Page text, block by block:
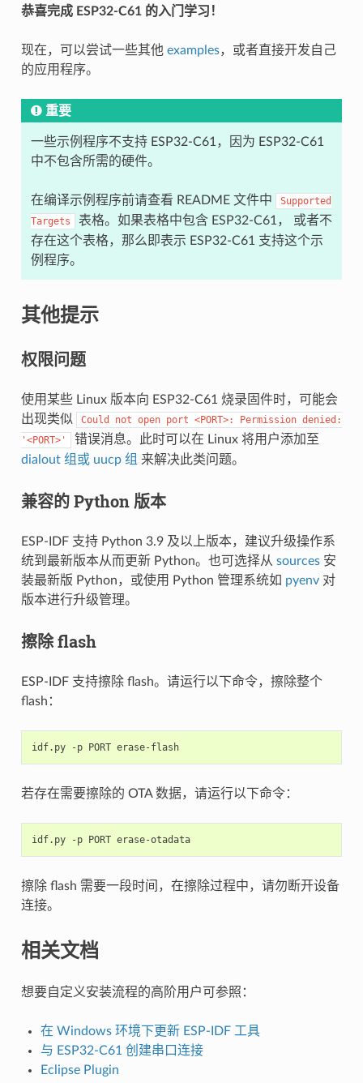
恭喜完成 ESP32-C61 的入门学习！
现在，可以尝试一些其他 examples，或者直接开发自己
的应用程序。
重要
一些示例程序不支持 ESP32-C61，因为 ESP32-C61
中不包含所需的硬件。
在编译示例程序前请查看 README 文件中
Supported
Targets
表格。如果表格中包含 ESP32-C61， 或者不
存在这个表格，那么即表示 ESP32-C61 支持这个示
例程序。
其他提示
权限问题
使用某些 Linux 版本向 ESP32-C61 烧录固件时，可能会
出现类似
Could not open port <PORT>: Permission denied:
'<PORT>'
错误消息。此时可以在 Linux 将用户添加至
dialout 组或 uucp 组 来解决此类问题。
兼容的 Python 版本
ESP-IDF 支持 Python 3.9 及以上版本，建议升级操作系
统到最新版本从而更新 Python。也可选择从 sources安
装最新版 Python，或使用 Python 管理系统如 pyenv对
版本进行升级管理。
擦除 flash
ESP-IDF 支持擦除 flash。请运行以下命令，擦除整个
flash：
idf.py -p PORT erase-flash
若存在需要擦除的 OTA 数据，请运行以下命令：
idf.py -p PORT erase-otadata
擦除 flash 需要一段时间，在擦除过程中，请勿断开设备
连接。
相关文档
想要自定义安装流程的高阶用户可参照：
在 Windows 环境下更新 ESP-IDF 工具
与 ESP32-C61 创建串口连接
Eclipse Plugin